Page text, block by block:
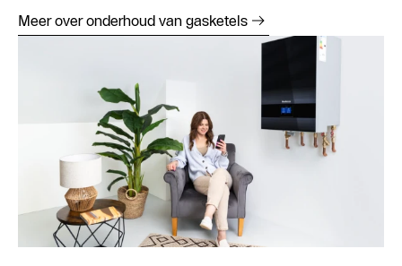
Meer over onderhoud van gasketels